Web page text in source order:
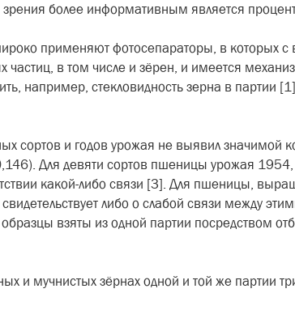
зрения более информативным является
приме­няют фотосепараторы, в которых с
частиц, в том числе и зёрен, и имеется
например, стекловид­ность зерна в партии
сортов и годов урожая не выявил значимой
Для девяти сортов пшеницы урожая
какой-либо связи [3]. Для пше­ницы,
либо о сла­бой связи между
взяты из одной партии посредством
и мучнистых зёрнах одной и той же партии